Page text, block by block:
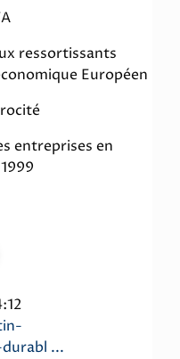
ressortissants
Européen
entreprises en
...